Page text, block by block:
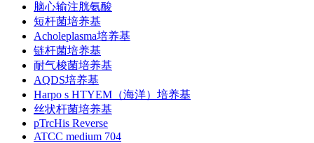
脑心输注胱氨酸
短杆菌培养基
Acholeplasma培养基
链杆菌培养基
耐气梭菌培养基
AQDS培养基
Harpo s HTYEM（海洋）培养基
丝状杆菌培养基
pTrcHis Reverse
ATCC medium 704